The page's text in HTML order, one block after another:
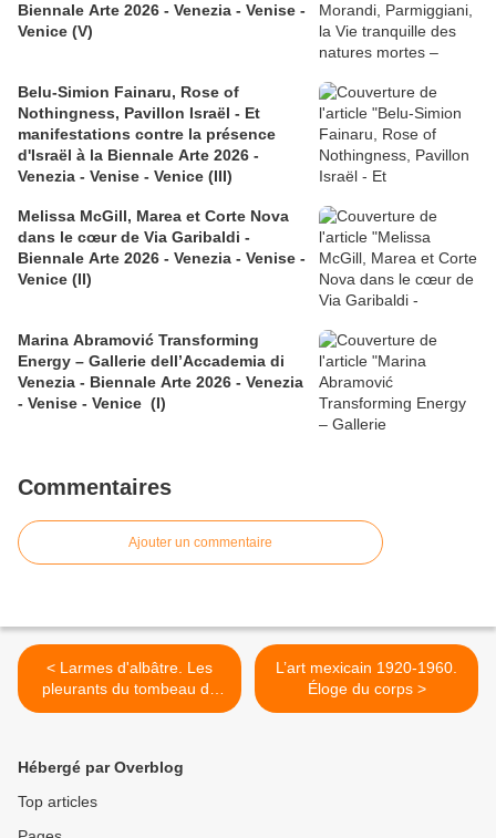
Biennale Arte 2026 - Venezia - Venise -
Venice (V)
Belu-Simion Fainaru, Rose of
Nothingness, Pavillon Israël - Et
manifestations contre la présence
d'Israël à la Biennale Arte 2026 -
Venezia - Venise - Venice (III)
Melissa McGill, Marea et Corte Nova
dans le cœur de Via Garibaldi -
Biennale Arte 2026 - Venezia - Venise -
Venice (II)
Marina Abramović Transforming
Energy – Gallerie dell’Accademia di
Venezia - Biennale Arte 2026 - Venezia
- Venise - Venice (I)
Commentaires
Ajouter un commentaire
< Larmes d'albâtre. Les
pleurants du tombeau de
Jean sans Peur, duc de
L’art mexicain 1920-1960.
Éloge du corps >
Hébergé par Overblog
Top articles